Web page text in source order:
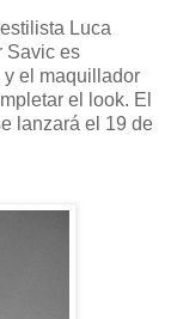
Luca
Savic es
el maquillador
el look. El
lanzará el 19 de